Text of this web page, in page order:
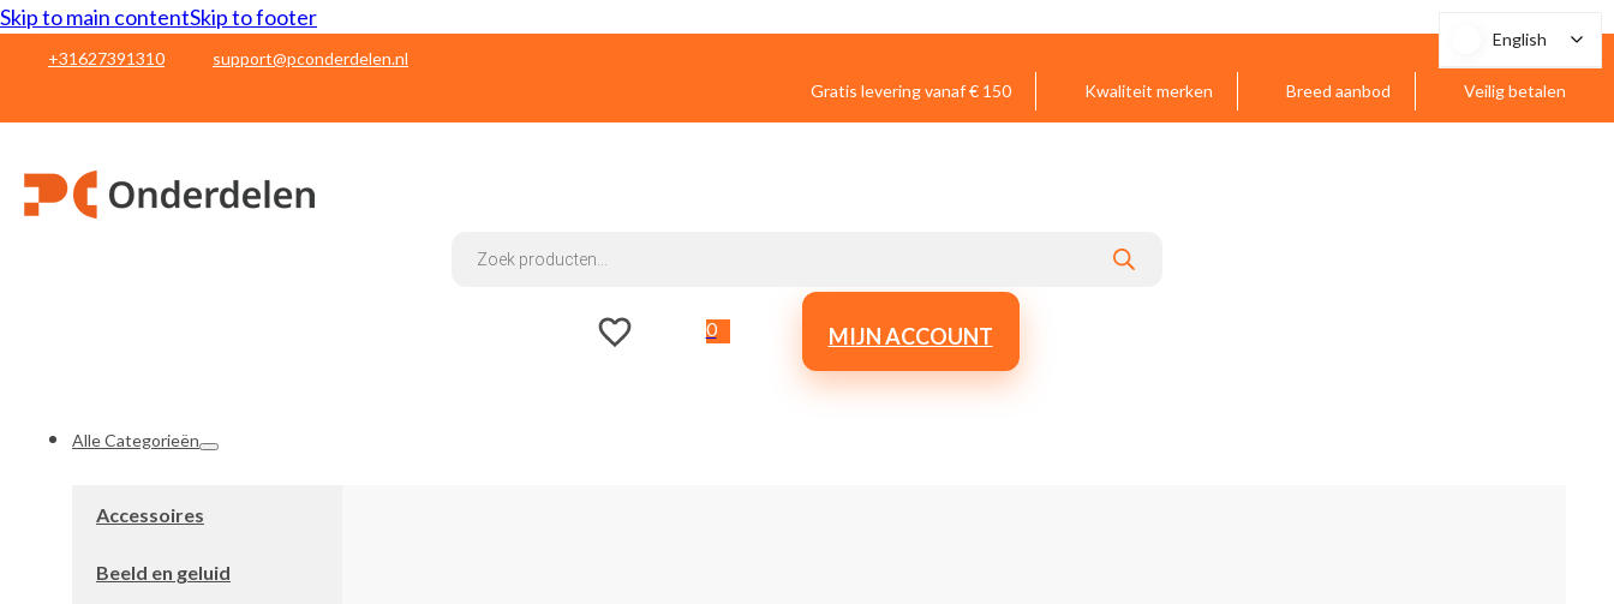
Skip to main contentSkip to footer
+31627391310
support@pconderdelen.nl
Gratis levering vanaf € 150
Kwaliteit merken Breed aanbod Veilig betalen
search
0 MIJN ACCOUNT
Alle Categorieën
Accessoires
Beeld en geluid
English
English